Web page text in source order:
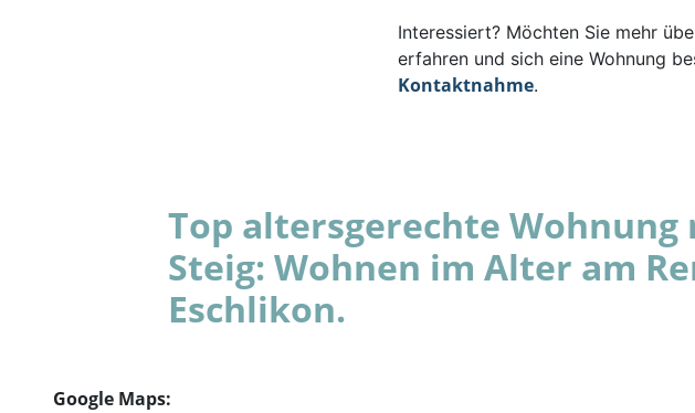
Interessiert? Möchten Sie mehr
erfahren und sich eine Wohnung
Kontaktnahme.
Top altersgerechte Wohnung
Steig: Wohnen im Alter am
Eschlikon.
Google Maps: